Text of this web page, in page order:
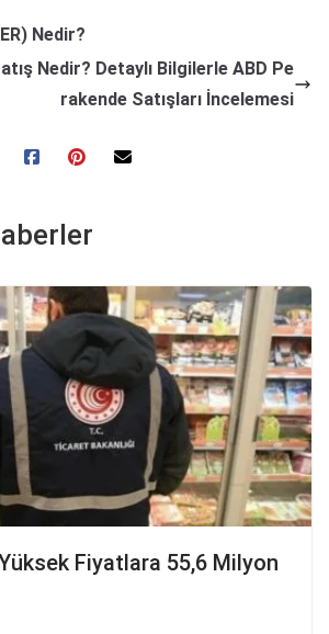
Nedir?
Nedir? Detaylı Bilgilerle ABD Pe
rakende Satışları İncelemesi
Fiyatlara 55,6 Milyon